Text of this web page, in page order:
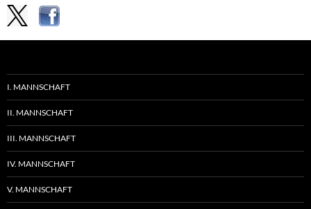
I. MANNSCHAFT
II. MANNSCHAFT
III. MANNSCHAFT
IV. MANNSCHAFT
V. MANNSCHAFT